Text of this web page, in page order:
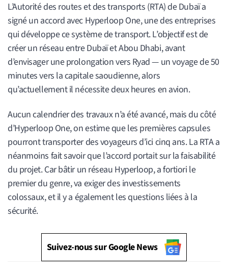
L’Autorité des routes et des transports (RTA) de Dubaï a
signé un accord avec Hyperloop One, une des entreprises
qui développe ce système de transport. L’objectif est de
créer un réseau entre Dubaï et Abou Dhabi, avant
d’envisager une prolongation vers Ryad — un voyage de 50
minutes vers la capitale saoudienne, alors
qu’actuellement il nécessite deux heures en avion.
Aucun calendrier des travaux n’a été avancé, mais du côté
d’Hyperloop One, on estime que les premières capsules
pourront transporter des voyageurs d’ici cinq ans. La RTA a
néanmoins fait savoir que l’accord portait sur la faisabilité
du projet. Car bâtir un réseau Hyperloop, a fortiori le
premier du genre, va exiger des investissements
colossaux, et il y a également les questions liées à la
sécurité.
Suivez-nous sur Google News